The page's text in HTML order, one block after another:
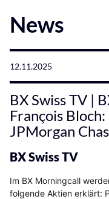
News
12.11.2025
BX Swiss TV |
François
JPMorgan
BX Swiss TV
Im BX Morningcall
folgende Aktien erklärt: